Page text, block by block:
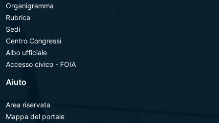
Organigramma
Rubrica
Sedi
Centro Congressi
Albo ufficiale
Accesso civico - FOIA
Aiuto
Area riservata
Mappa del portale